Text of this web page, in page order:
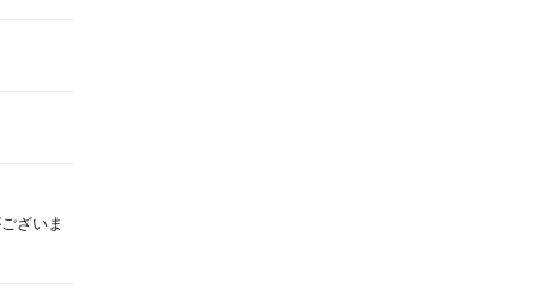
ざいま